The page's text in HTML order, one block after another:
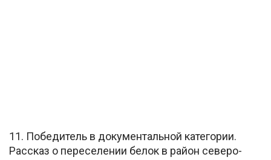
11. Победитель в документальной категории.
Рассказ о переселении белок в район северо-